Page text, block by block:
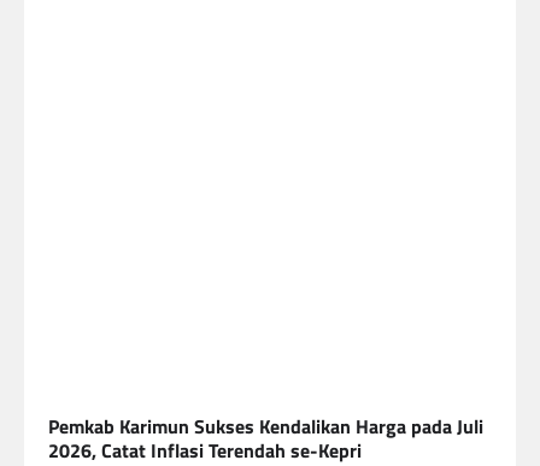
Pemkab Karimun Sukses Kendalikan Harga pada Juli
2026, Catat Inflasi Terendah se-Kepri